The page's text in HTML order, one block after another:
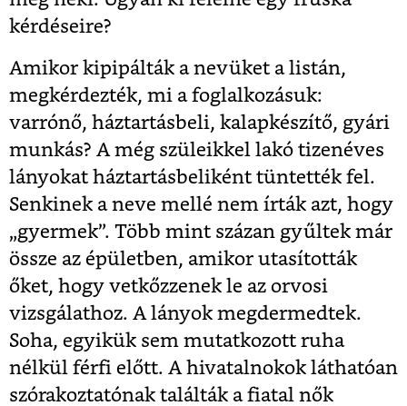
kérdéseire?
Amikor kipipálták a nevüket a listán,
megkérdezték, mi a foglalkozásuk:
varrónő, háztartásbeli, kalapkészítő, gyári
munkás? A még szüleikkel lakó tizenéves
lányokat háztartásbeliként tüntették fel.
Senkinek a neve mellé nem írták azt, hogy
„gyermek”. Több mint százan gyűltek már
össze az épületben, amikor utasították
őket, hogy vetkőzzenek le az orvosi
vizsgálathoz. A lányok megdermedtek.
Soha, egyikük sem mutatkozott ruha
nélkül férfi előtt. A hivatalnokok láthatóan
szórakoztatónak találták a fiatal nők